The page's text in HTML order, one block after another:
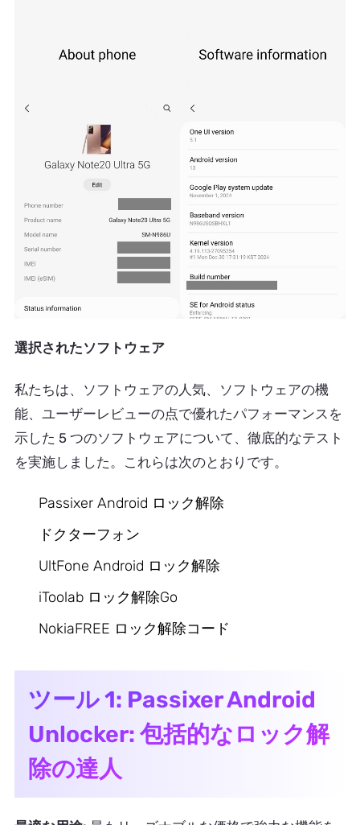
選択されたソフトウェア
私たちは、ソフトウェアの人気、ソフトウェアの機
能、ユーザーレビューの点で優れたパフォーマンスを
示した 5 つのソフトウェアについて、徹底的なテスト
を実施しました。これらは次のとおりです。
Passixer Android ロック解除
ドクターフォン
UltFone Android ロック解除
iToolab ロック解除Go
NokiaFREE ロック解除コード
ツール 1: Passixer Android
Unlocker: 包括的なロック解
除の達人